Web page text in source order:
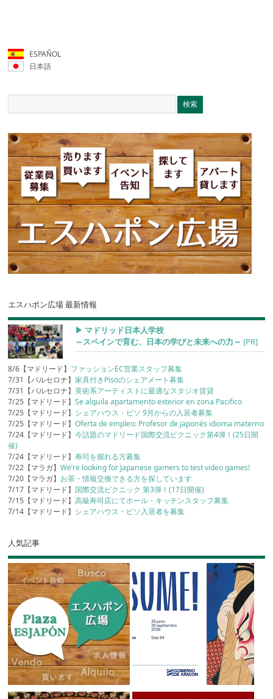
ESPAÑOL
日本語
エスハポン広場 最新情報
▶︎ マドリッド日本人学校
～スペインで育む、日本の学びと未来への力～ [PR]
8/6【マドリード】 ファッションEC営業スタッフ募集
7/31【バルセロナ】家具付きPisoのシェアメート募集
7/31【バルセロナ】美術系アーティストに最適なスタジオ賃貸
7/25【マドリード】Se alquila apartamento exterior en zona Pacifico
7/25【マドリード】 シェアハウス・ピソ 9月からの入居者募集
7/25【マドリード】Oferta de empleo: Profesor de japonés idioma materno
7/24【マドリード】今話題のマドリード国際交流ピクニック第4弾！(25日開
催)
7/24【マドリード】寿司を握れる方募集
7/22【マラガ】We’re looking for Japanese gamers to test video games!
7/20【マラガ】 お茶・情報交換できる方を探しています
7/17【マドリード】 国際交流ピクニック 第3弾！(17日開催)
7/15【マドリード】高級寿司店にてホール・キッチンスタッフ募集
7/14【マドリード】 シェアハウス・ピソ入居者を募集
人気記事